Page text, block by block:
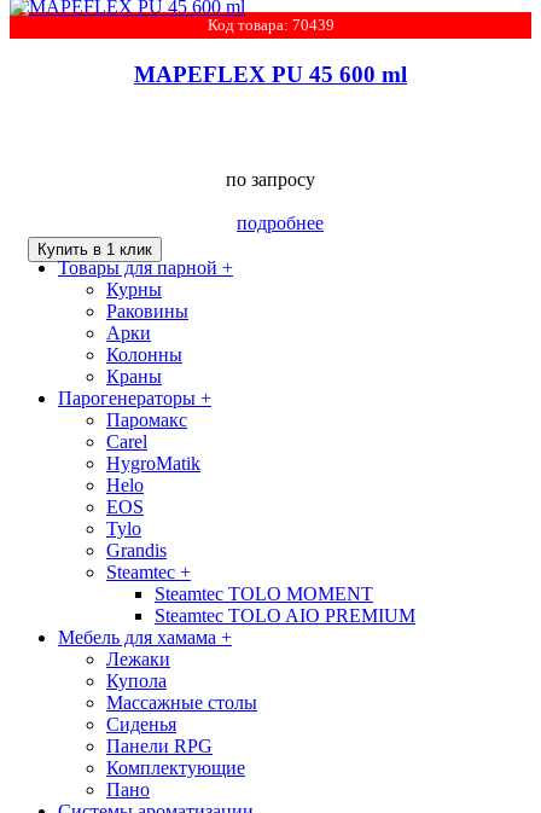
Код товара: 70439
MAPEFLEX PU 45 600 ml
по запросу
подробнее
Купить в 1 клик
Товары для парной +
Курны
Раковины
Арки
Колонны
Краны
Парогенераторы +
Паромакс
Carel
HygroMatik
Helo
EOS
Tylo
Grandis
Steamteс +
Steamtec TOLO MOMENT
Steamtec TOLO AIO PREMIUM
Мебель для хамама +
Лежаки
Купола
Массажные столы
Сиденья
Панели RPG
Комплектующие
Пано